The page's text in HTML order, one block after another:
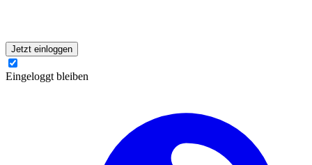
Jetzt einloggen
Eingeloggt bleiben